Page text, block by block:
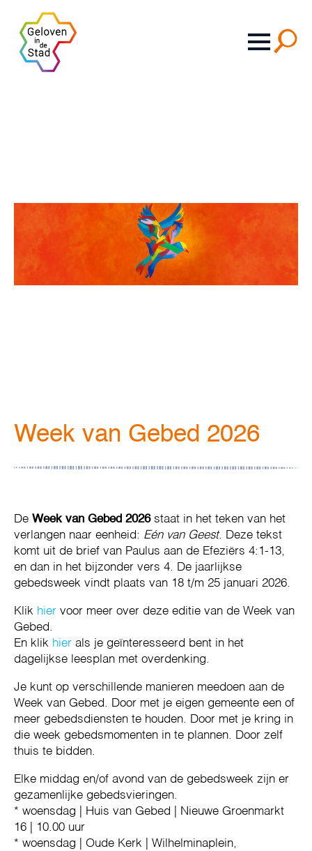
Week van Gebed 2026
De Week van Gebed 2026staat in het teken van het
verlangen naar eenheid: Eén van Geest. Deze tekst
komt uit de brief van Paulus aan de Efeziërs 4:1-13,
en dan in het bijzonder vers 4. De jaarlijkse
gebedsweek vindt plaats van 18 t/m 25 januari 2026.
Klik hier voor meer over deze editie van de Week van
Gebed.
En klik hier als je geïnteresseerd bent in het
dagelijkse leesplan met overdenking.
Je kunt op verschillende manieren meedoen aan de
Week van Gebed. Door met je eigen gemeente een of
meer gebedsdiensten te houden. Door met je kring in
die week gebedsmomenten in te plannen. Door zelf
thuis te bidden.
Elke middag en/of avond van de gebedsweek zijn er
gezamenlijke gebedsvieringen.
* woensdag | Huis van Gebed | Nieuwe Groenmarkt
16 | 10.00 uur
* woensdag | Oude Kerk | Wilhelminaplein,